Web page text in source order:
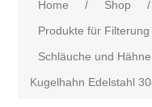
Home / Shop
/
Produkte für
Schläuche und
Kugelhahn Edelstahl